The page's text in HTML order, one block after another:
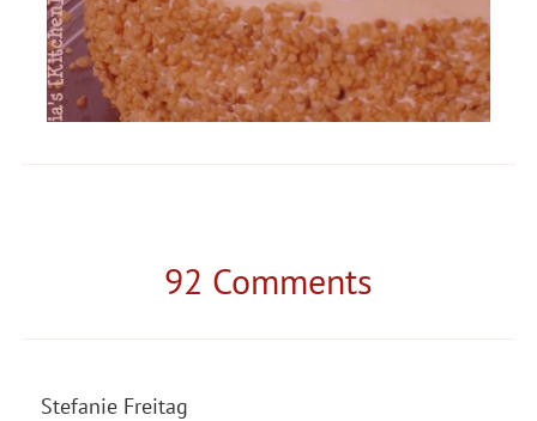
marinierten Erdbeeren
92 Comments
Stefanie Freitag